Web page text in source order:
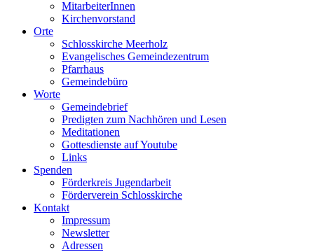
MitarbeiterInnen
Kirchenvorstand
Orte
Schlosskirche Meerholz
Evangelisches Gemeindezentrum
Pfarrhaus
Gemeindebüro
Worte
Gemeindebrief
Predigten zum Nachhören und Lesen
Meditationen
Gottesdienste auf Youtube
Links
Spenden
Förderkreis Jugendarbeit
Förderverein Schlosskirche
Kontakt
Impressum
Newsletter
Adressen